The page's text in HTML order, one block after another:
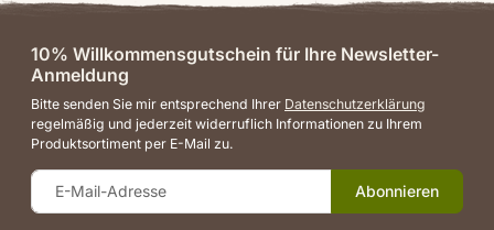
10% Willkommensgutschein für Ihre Newsletter-
Anmeldung
Bitte senden Sie mir entsprechend Ihrer Datenschutzerklärung
regelmäßig und jederzeit widerruflich Informationen zu Ihrem
Produktsortiment per E-Mail zu.
Abonnieren